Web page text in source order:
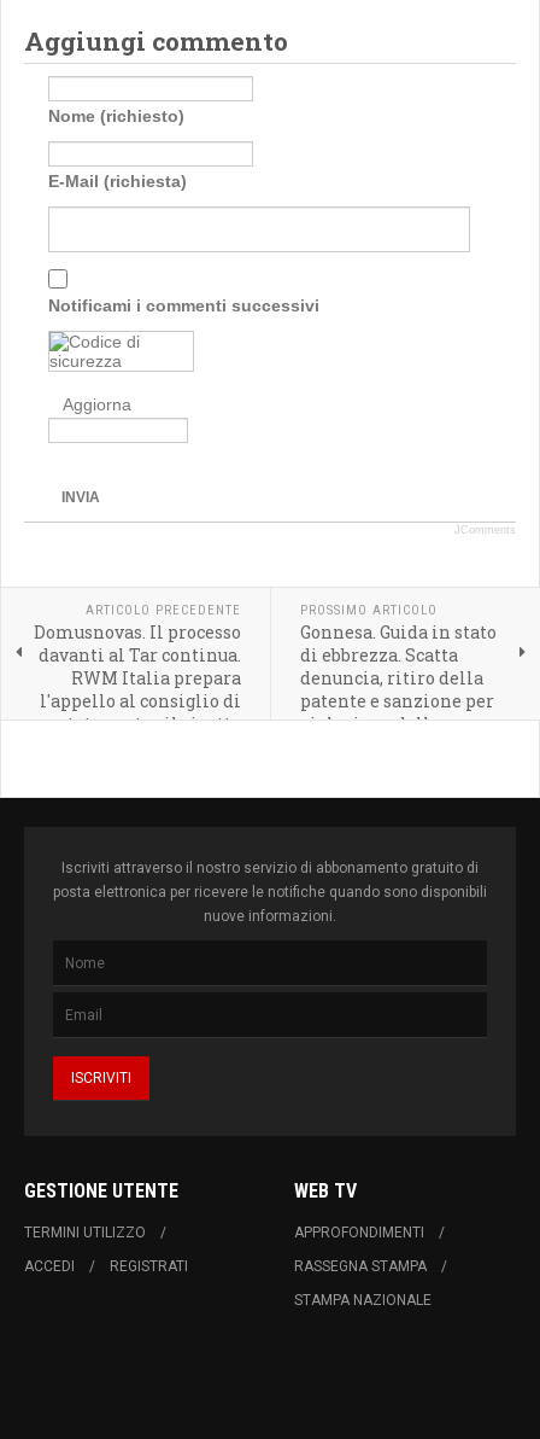
Aggiungi commento
Nome (richiesto)
E-Mail (richiesta)
Notificami i commenti successivi
Aggiorna
INVIA
JComments
ARTICOLO PRECEDENTE
Domusnovas. Il processo
davanti al Tar continua.
RWM Italia prepara
l'appello al consiglio di
stato contro il rigetto
PROSSIMO ARTICOLO
Gonnesa. Guida in stato
di ebbrezza. Scatta
denuncia, ritiro della
patente e sanzione per
violazione delle norme
Iscriviti attraverso il nostro servizio di abbonamento gratuito di
posta elettronica per ricevere le notifiche quando sono disponibili
nuove informazioni.
GESTIONE UTENTE
TERMINI UTILIZZO
ACCEDI
REGISTRATI
WEB TV
APPROFONDIMENTI
RASSEGNA STAMPA
STAMPA NAZIONALE